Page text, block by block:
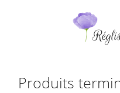
Produits